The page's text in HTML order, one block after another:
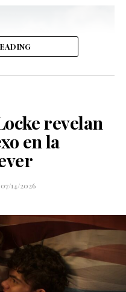
revelan
en la
07/14/2026